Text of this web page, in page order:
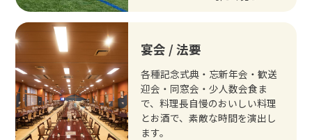
宴会 / 法要
各種記念式典・忘新年会・歓送
迎会・同窓会・少人数会食ま
で、料理長自慢のおいしい料理
とお酒で、素敵な時間を演出し
ます。